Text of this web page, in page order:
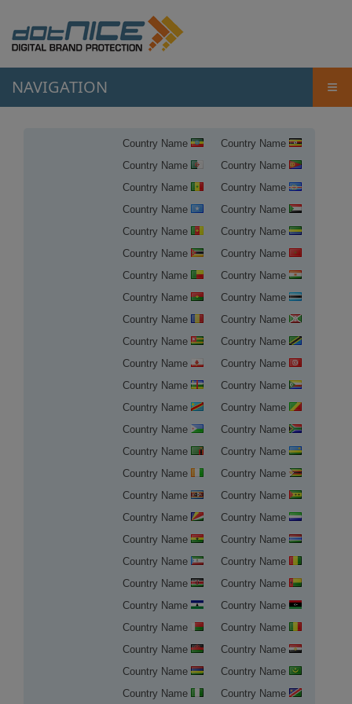
NAVIGATION ≡
Country Name
Country Name
Country Name
Country Name
Country Name
Country Name
Country Name
Country Name
Country Name
Country Name
Country Name
Country Name
Country Name
Country Name
Country Name
Country Name
Country Name
Country Name
Country Name
Country Name
Country Name
Country Name
Country Name
Country Name
Country Name
Country Name
Country Name
Country Name
Country Name
Country Name
Country Name
Country Name
Country Name
Country Name
Country Name
Country Name
Country Name
Country Name
Country Name
Country Name
Country Name
Country Name
Country Name
Country Name
Country Name
Country Name
Country Name
Country Name
Country Name
Country Name
Country Name
Country Name